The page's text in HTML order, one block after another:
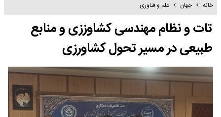
خانه جهان علم و فناوری
تات و نظام مهندسی کشاوززی و منابع
طبیعی در مسیر تحول کشاورزی